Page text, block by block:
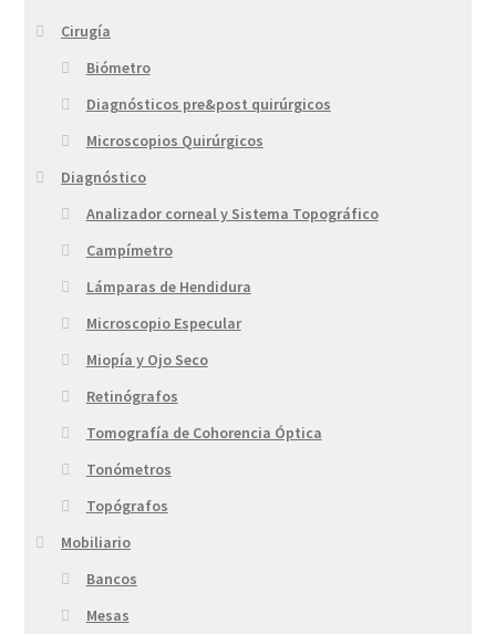
Cirugía
Biómetro
Diagnósticos pre&post quirúrgicos
Microscopios Quirúrgicos
Diagnóstico
Analizador corneal y Sistema Topográfico
Campímetro
Lámparas de Hendidura
Microscopio Especular
Miopía y Ojo Seco
Retinógrafos
Tomografía de Cohorencia Óptica
Tonómetros
Topógrafos
Mobiliario
Bancos
Mesas